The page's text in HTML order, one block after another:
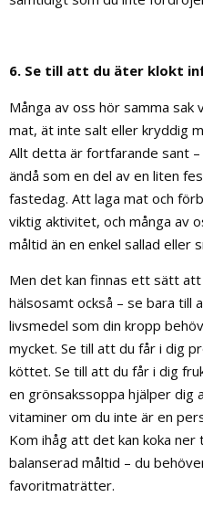
6. Se till att du äter klokt
Många av oss hör samma
mat, ät inte salt eller kryddig
Allt detta är fortfarande sant
ändå som en del av en liten
fastedag. Att laga mat och
viktig aktivitet, och många av
måltid än en enkel sallad eller
Men det kan finnas ett sätt
hälsosamt också – se bara till
livsmedel som din kropp
mycket. Se till att du får i dig
köttet. Se till att du får i dig
en grönsakssoppa hjälper dig
vitaminer om du inte är en
Kom ihåg att det kan koka
balanserad måltid – du
favoritmaträtter.